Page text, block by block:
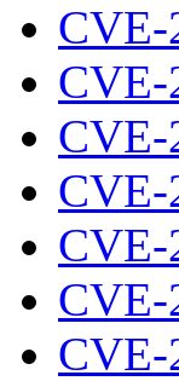
CVE-
CVE-
CVE-
CVE-
CVE-
CVE-
CVE-